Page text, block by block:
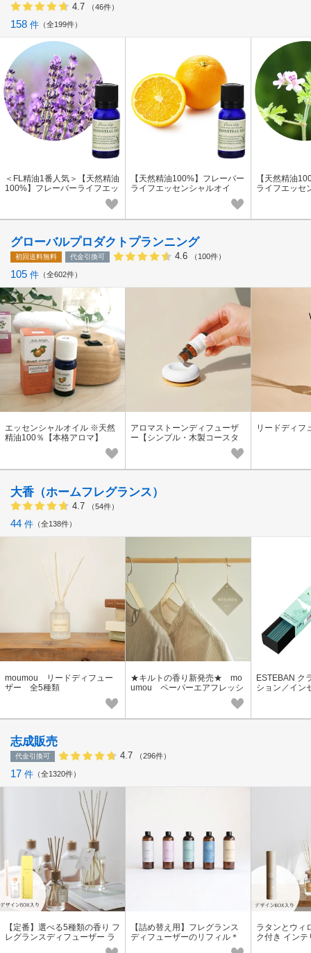
4.7 （46件）
158 件 全199件
＜FL精油1番人気＞【天然精油
100%】フレーバーライフエッ
センシャルオイル ラベンダ
【天然精油100%】フレーバー
ライフエッセンシャルオイ
【天然精油
ライフエッセ
グローバルプロダクトプランニング
初回送料無料 代金引換可 4.6 （100件）
105 件 全602件
エッセンシャルオイル ※天然
精油100％【本格アロマ】
アロマストーンディフューザ
ー【シンプル・木製コースタ
リードディフ
大香（ホームフレグランス）
4.7 （54件）
44 件 全138件
moumou リードディフュー
ザー 全5種類
★キルトの香り新発売★ mo
umou ペーパーエアフレッシ
ESTEBAN ク
ション／イン
志成販売
代金引換可 4.7 （296件）
17 件 全1320件
【定番】選べる5種類の香り フ
レグランスディフューザー ラ
タンとウィローのスティック
【詰め替え用】フレグランス
ディフューザーのリフィル＊
ラタンとウィ
ク付き イン